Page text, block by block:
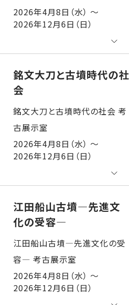
2026年4月8日（水） ～
2026年12月6日（日）
銘文大刀と古墳時代の社
会
銘文大刀と古墳時代の社会 考古展示室
2026年4月8日（水） ～
2026年12月6日（日）
江田船山古墳―先進文
化の受容―
江田船山古墳―先進文化の受容― 考古展示室
2026年4月8日（水） ～
2026年12月6日（日）